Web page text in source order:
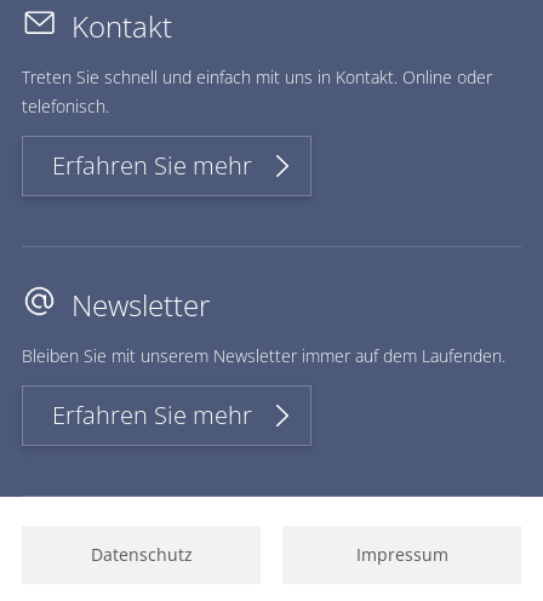
Kontakt
Treten Sie schnell und einfach mit uns in Kontakt. Online oder
telefonisch.
Erfahren Sie mehr
Newsletter
Bleiben Sie mit unserem Newsletter immer auf dem Laufenden.
Erfahren Sie mehr
Datenschutz Impressum